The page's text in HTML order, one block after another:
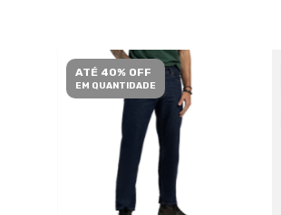
ATÉ 40% OFF
EM QUANTIDADE